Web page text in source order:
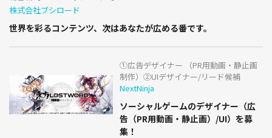
株式会社ブシロード
世界を彩るコンテンツ、次はあなたが広める番です。
①広告デザイナー （PR用動画・静止画
制作）②UIデザイナー/リード候補
NextNinja
ソーシャルゲームのデザイナー（広
告（PR用動画・静止画）/UI）を募
集！